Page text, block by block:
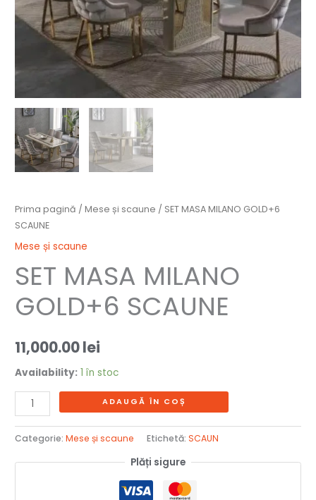
Prima pagină /Mese și scaune / SET MASA MILANO GOLD+6
SCAUNE
Mese și scaune
SET MASA MILANO
GOLD+6 SCAUNE
11,000.00lei
Availability: 1 în stoc
ADAUGĂ ÎN COȘ
Categorie:Mese și scaune Etichetă:SCAUN
Plăți sigure